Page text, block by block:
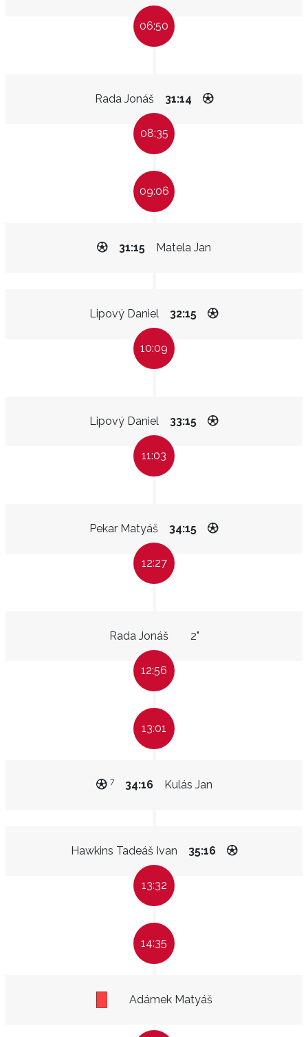
06:50
Rada Jonáš 31:14
08:35
09:06
Matela Jan
31:15
Lipový Daniel 32:15
10:09
Lipový Daniel 33:15
11:03
Pekar Matyáš 34:15
12:27
Rada Jonáš 2"
12:56
13:01
Kulás Jan
34:16
7
Hawkins Tadeáš Ivan 35:16
13:32
14:35
Adámek Matyáš